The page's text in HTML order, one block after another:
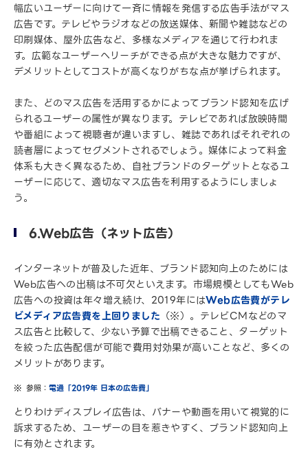
幅広いユーザーに向けて一斉に情報を発信する広告手法がマス
広告です。テレビやラジオなどの放送媒体、新聞や雑誌などの
印刷媒体、屋外広告など、多様なメディアを通じて行われま
す。広範なユーザーへリーチができる点が大きな魅力ですが、
デメリットとしてコストが高くなりがちな点が挙げられます。
また、どのマス広告を活用するかによってブランド認知を広げ
られるユーザーの属性が異なります。テレビであれば放映時間
や番組によって視聴者が違いますし、雑誌であればそれぞれの
読者層によってセグメントされるでしょう。媒体によって料金
体系も大きく異なるため、自社ブランドのターゲットとなるユ
ーザーに応じて、適切なマス広告を利用するようにしましょ
う。
6.Web広告（ネット広告）
インターネットが普及した近年、ブランド認知向上のためには
Web広告への出稿は不可欠といえます。市場規模としてもWeb
広告への投資は年々増え続け、2019年にはWeb広告費がテレ
ビメディア広告費を上回りました （※）。テレビCMなどのマ
ス広告と比較して、少ない予算で出稿できること、ターゲット
を絞った広告配信が可能で費用対効果が高いことなど、多くの
メリットがあります。
参照： 電通「2019年 日本の広告費」
とりわけディスプレイ広告は、バナーや動画を用いて視覚的に
訴求するため、ユーザーの目を惹きやすく、ブランド認知向上
に有効とされます。